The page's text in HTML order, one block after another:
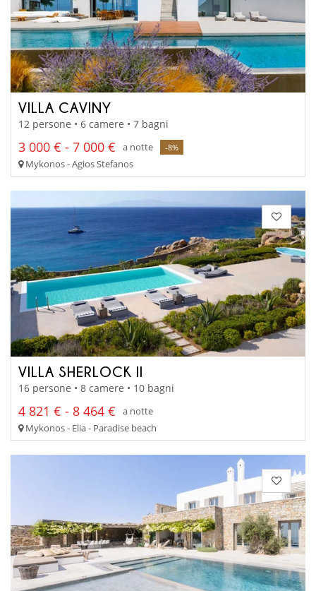
VILLA CAVINY
12 persone • 6 camere • 7 bagni
3 000 € - 7 000 € a notte -8%
Mykonos - Agios Stefanos
VILLA SHERLOCK II
16 persone • 8 camere • 10 bagni
4 821 € - 8 464 €
a notte
Mykonos - Elia - Paradise beach